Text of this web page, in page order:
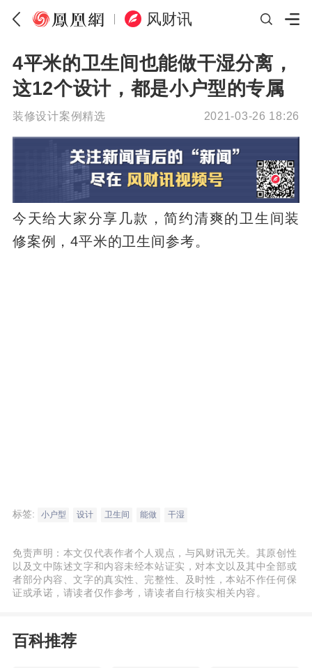
风财讯
4平米的卫生间也能做干湿分离，
这12个设计，都是小户型的专属
装修设计案例精选 2021-03-26 18:26
今天给大家分享几款，简约清爽的卫生间装
修案例，4平米的卫生间参考。
标签: 小户型 设计 卫生间 能做 干湿
免责声明：本文仅代表作者个人观点，与风财讯无关。其原创性
以及文中陈述文字和内容未经本站证实，对本文以及其中全部或
者部分内容、文字的真实性、完整性、及时性，本站不作任何保
证或承诺，请读者仅作参考，请读者自行核实相关内容。
百科推荐